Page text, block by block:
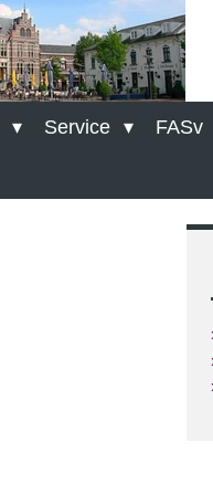
Service FASv